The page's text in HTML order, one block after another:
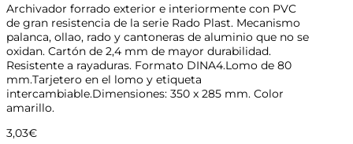
Archivador forrado exterior e interiormente con PVC
de gran resistencia de la serie Rado Plast. Mecanismo
palanca, ollao, rado y cantoneras de aluminio que no se
oxidan. Cartón de 2,4 mm de mayor durabilidad.
Resistente a rayaduras. Formato DINA4.Lomo de 80
mm.Tarjetero en el lomo y etiqueta
intercambiable.Dimensiones: 350 x 285 mm. Color
amarillo.
3,03€